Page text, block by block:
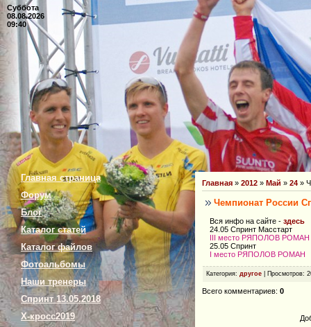
Суббота
08.08.2026
09:40
Главная страница
Форум
Блог
Каталог статей
Каталог файлов
Фотоальбомы
Наши тренеры
Спринт 13.05.2018
Х-кросс2019
Главная » 2012 » Май » 24 »
Чемпионат России
Вся инфо на сайте - здесь
24.05 Спринт Масстарт
III место РЯПОЛОВ РОМАН
25.05 Спринт
I место РЯПОЛОВ РОМАН
Категория: другое Просмотров:
Всего комментариев: 0